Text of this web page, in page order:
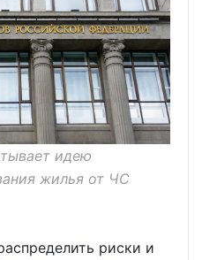
идею
жилья от ЧС
риски и